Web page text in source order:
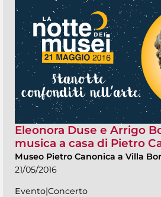
Eleonora Duse e Arrigo
musica a casa di Pietro
Museo Pietro Canonica a Villa
21/05/2016
Evento|Concerto